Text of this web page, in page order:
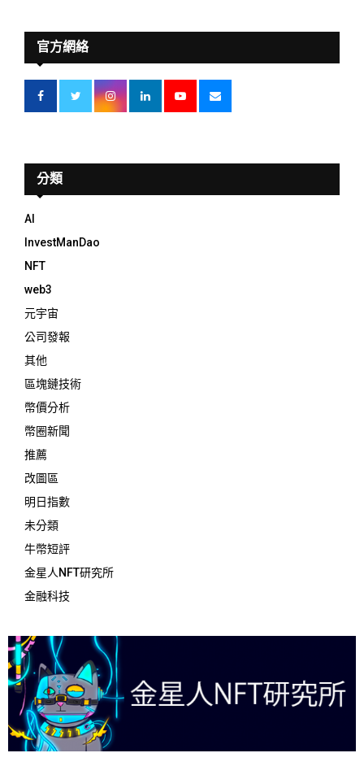
官方網絡
分類
AI
InvestManDao
NFT
web3
元宇宙
公司發報
其他
區塊鏈技術
幣價分析
幣圈新聞
推薦
改圖區
明日指數
未分類
牛幣短評
金星人NFT研究所
金融科技